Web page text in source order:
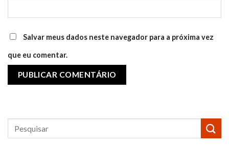
Salvar meus dados neste navegador para a próxima vez
que eu comentar.